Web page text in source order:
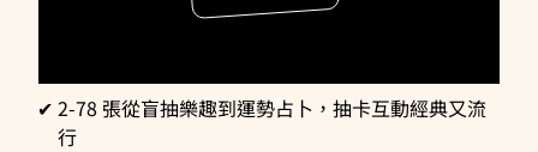
2-78 張從盲抽樂趣到運勢占卜，抽卡互動經典又流
行